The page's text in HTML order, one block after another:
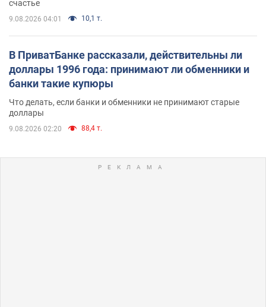
счастье
9.08.2026 04:01 10,1 т.
В ПриватБанке рассказали, действительны ли
доллары 1996 года: принимают ли обменники и
банки такие купюры
Что делать, если банки и обменники не принимают старые
доллары
9.08.2026 02:20 88,4 т.